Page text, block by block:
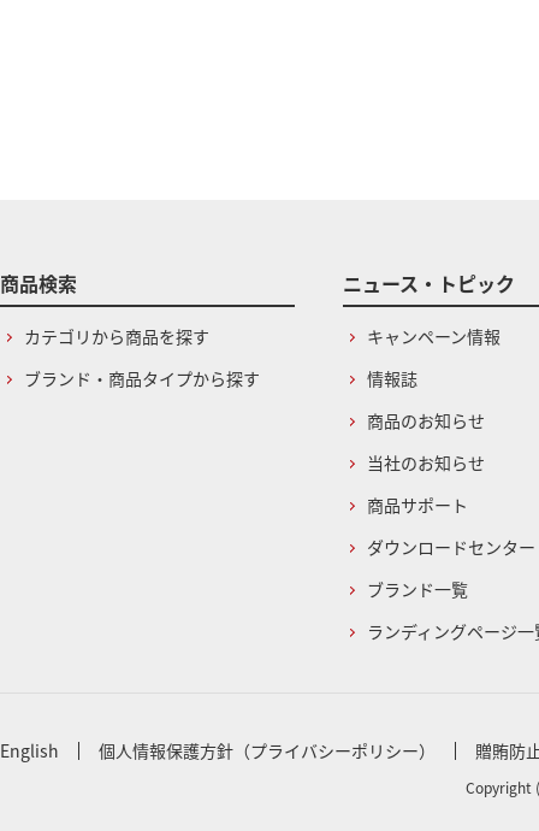
商品検索
カテゴリから商品を探す
ブランド・商品タイプから探す
ニュース・トピック
キャンペーン情報
情報誌
商品のお知らせ
当社のお知らせ
商品サポート
ダウンロードセンター
ブランド一覧
ランディングページ一
English 個人情報保護方針（プライバシーポリシー） 贈賄防
Copyright